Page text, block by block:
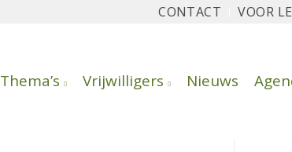
CONTACT VOOR
Thema’s Vrijwilligers Nieuws